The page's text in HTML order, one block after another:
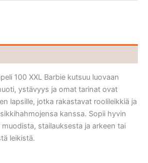
100 XXL Barbie kutsuu luovaan
ystävyys ja omat tarinat ovat
lapsille, jotka rakastavat roolileikkiä ja
kanssa. Sopii hyvin
stailauksesta ja arkeen tai
leikistä.